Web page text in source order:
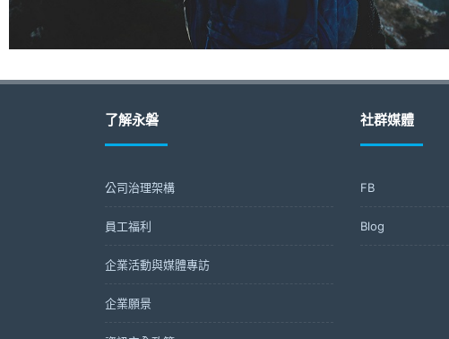
了解永磐
公司治理架構
員工福利
企業活動與媒體專訪
企業願景
社群媒體
FB
Blog